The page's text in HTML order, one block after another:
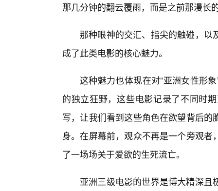
那几分钟的翻云覆雨，而是之前那漫长
那种眼神的交汇、指尖的触碰，
成了此类电影的核心魅力。
这种魅力也体现在对“亚洲女性形
的独立狂野，这些电影记录了不同时
写，让我们看到这些角色在欲望背后
身。在屏幕前，观众不再是一个旁观
了一场场关于爱欲的生死流亡。
亚洲三级电影的世界是博大精深